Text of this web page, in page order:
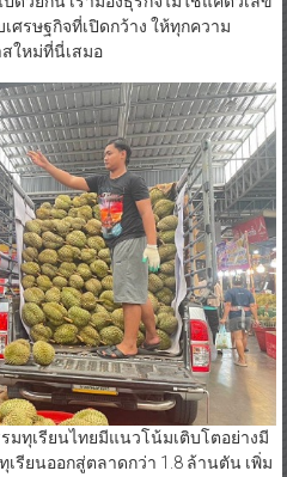
ศรษฐกิจที่เปิดกว้าง ให้ทุกความ
ใหม่ที่นี่เสมอ
ทุเรียนไทยมีแนวโน้มเติบโตอย่างมี
รียนออกสู่ตลาดกว่า 1.8 ล้านตัน เพิ่ม